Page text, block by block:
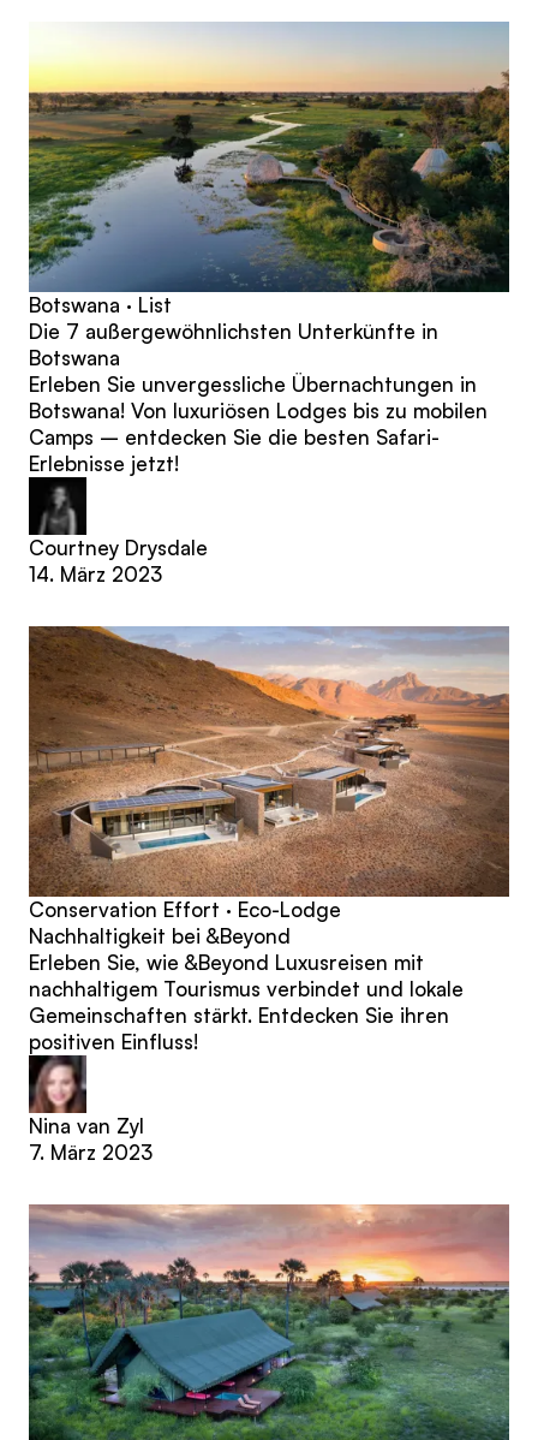
Botswana · List
Die 7 außergewöhnlichsten Unterkünfte in
Botswana
Erleben Sie unvergessliche Übernachtungen in
Botswana! Von luxuriösen Lodges bis zu mobilen
Camps – entdecken Sie die besten Safari-
Erlebnisse jetzt!
Courtney Drysdale
14. März 2023
Conservation Effort · Eco-Lodge
Nachhaltigkeit bei &Beyond
Erleben Sie, wie &Beyond Luxusreisen mit
nachhaltigem Tourismus verbindet und lokale
Gemeinschaften stärkt. Entdecken Sie ihren
positiven Einfluss!
Nina van Zyl
7. März 2023